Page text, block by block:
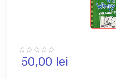
50,00 lei